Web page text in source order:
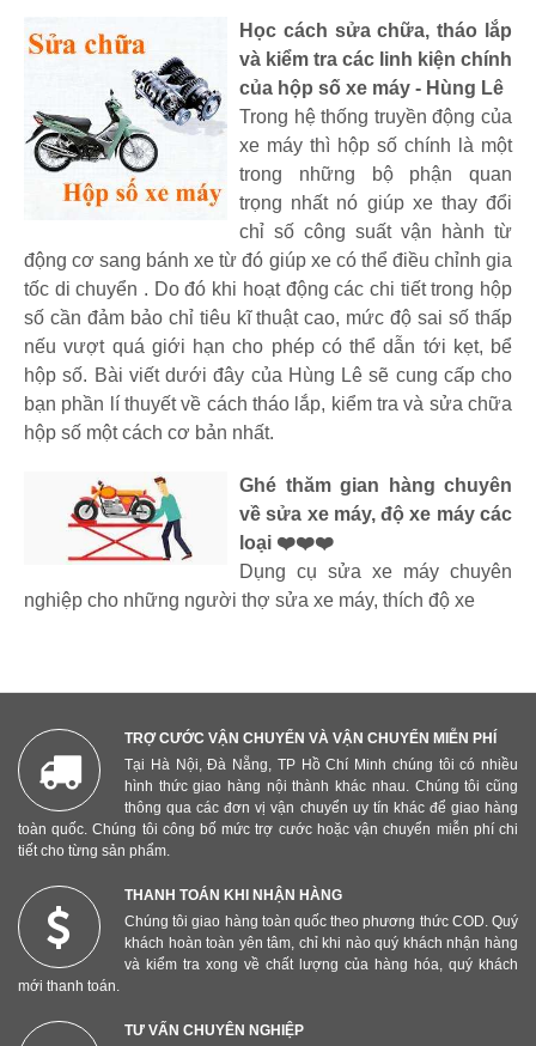
Học cách sửa chữa, tháo lắp
và kiểm tra các linh kiện chính
của hộp số xe máy - Hùng Lê
Trong hệ thống truyền động của
xe máy thì hộp số chính là một
trong những bộ phận quan
trọng nhất nó giúp xe thay đổi
chỉ số công suất vận hành từ
động cơ sang bánh xe từ đó giúp xe có thể điều chỉnh gia
tốc di chuyển . Do đó khi hoạt động các chi tiết trong hộp
số cần đảm bảo chỉ tiêu kĩ thuật cao, mức độ sai số thấp
nếu vượt quá giới hạn cho phép có thể dẫn tới kẹt, bể
hộp số. Bài viết dưới đây của Hùng Lê sẽ cung cấp cho
bạn phần lí thuyết về cách tháo lắp, kiểm tra và sửa chữa
hộp số một cách cơ bản nhất.
Ghé thăm gian hàng chuyên
về sửa xe máy, độ xe máy các
loại ❤️❤️❤️
Dụng cụ sửa xe máy chuyên
nghiệp cho những người thợ sửa xe máy, thích độ xe
TRỢ CƯỚC VẬN CHUYỂN VÀ VẬN CHUYỂN MIỄN PHÍ
Tại Hà Nội, Đà Nẵng, TP Hồ Chí Minh chúng tôi có nhiều
hình thức giao hàng nội thành khác nhau. Chúng tôi cũng
thông qua các đơn vị vận chuyển uy tín khác để giao hàng
toàn quốc. Chúng tôi công bố mức trợ cước hoặc vận chuyển miễn phí chi
tiết cho từng sản phẩm.
THANH TOÁN KHI NHẬN HÀNG
Chúng tôi giao hàng toàn quốc theo phương thức COD. Quý
khách hoàn toàn yên tâm, chỉ khi nào quý khách nhận hàng
và kiểm tra xong về chất lượng của hàng hóa, quý khách
mới thanh toán.
TƯ VẤN CHUYÊN NGHIỆP